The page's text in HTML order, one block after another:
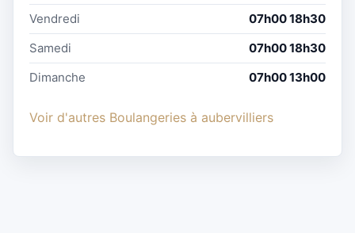
Vendredi
07h00 18h30
Samedi
07h00 18h30
Dimanche
07h00 13h00
Voir d'autres Boulangeries à aubervilliers